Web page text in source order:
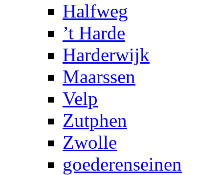
Halfweg
’t Harde
Harderwijk
Maarssen
Velp
Zutphen
Zwolle
goederenseinen